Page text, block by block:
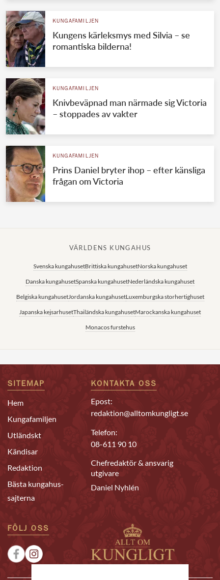
KUNGAFAMILJEN
Kungens kärleksmys med Silvia – se
romantiska bilderna!
KUNGAFAMILJEN
Knivbeväpnad man närmade sig Victoria
– stoppades av vakter
KUNGAFAMILJEN
Prins Daniel bryter ihop – efter känsliga
frågan om Victoria
VÄRLDENS KUNGAHUS
Svenska kungahusetBrittiska kungahusetNorska kungahuset
Danska kungahusetSpanska kungahusetNederländska kungahuset
Belgiska kungahusetJordanska kungahusetLuxemburgska storhertighuset
Japanska kejsarhusetThailändska kungahusetMarockanska kungahuset
Monacos furstehus
SITEMAP
Hem
Kungafamiljen
Utländskt
Kändisar
Redaktion
Bästa kungahus-
sajterna
KONTAKTA OSS
Epost:
redaktion@alltomkungligt.se
Telefon:
08-611 90 10
Chefredaktör & ansvarig
utgivare
Daniel Nyhlén
FÖLJ OSS